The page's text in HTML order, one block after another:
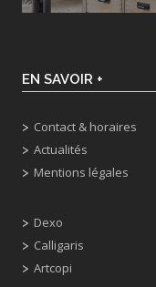
EN SAVOIR +
Contact & horaires
Actualités
Mentions légales
Dexo
Calligaris
Artcopi